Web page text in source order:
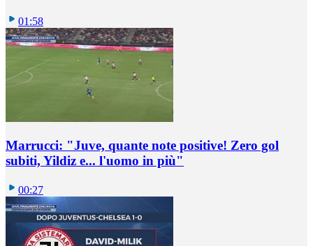
01:58
Marrucci: "Juve, quante note positive! Zero gol
subiti, Yildiz e... l'uomo in più"
00:27